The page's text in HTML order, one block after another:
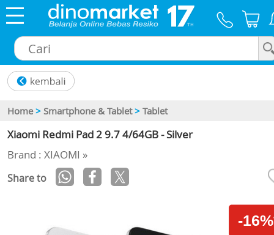
Home > Smartphone & Tablet > Tablet
Xiaomi Redmi Pad 2 9.7 4/64GB - Silver
Brand : XIAOMI »
Share to
-